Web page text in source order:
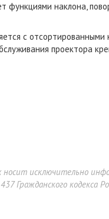
функциями наклона,
с
проектора
исключительно
Гражданского кодекса